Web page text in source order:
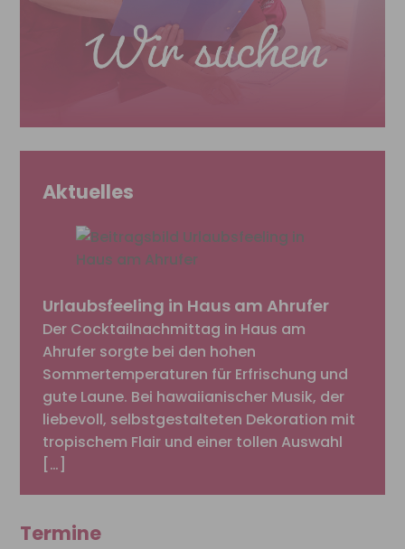
Aktuelles
Urlaubsfeeling in Haus am Ahrufer
Der Cocktailnachmittag in Haus am
Ahrufer sorgte bei den hohen
Sommertemperaturen für Erfrischung und
gute Laune. Bei hawaiianischer Musik, der
liebevoll, selbstgestalteten Dekoration mit
tropischem Flair und einer tollen Auswahl
[…]
Termine